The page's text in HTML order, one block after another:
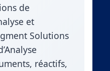
de
et
Solutions
réactifs,